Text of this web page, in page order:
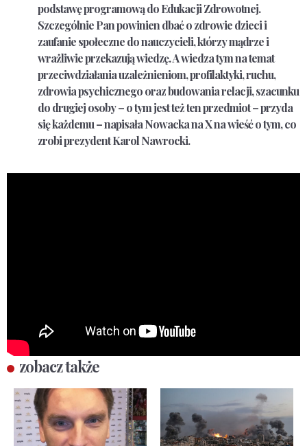
podstawę programową do Edukacji Zdrowotnej.
Szczególnie Pan powinien dbać o zdrowie dzieci i
zaufanie społeczne do nauczycieli, którzy mądrze i
wrażliwie przekazują wiedzę. A wiedza tym na temat
przeciwdziałania uzależnieniom, profilaktyki, ruchu,
zdrowia psychicznego oraz budowania relacji, szacunku
do drugiej osoby – o tym jest też ten przedmiot – przyda
się każdemu – napisała Nowacka na X na wieść o tym, co
zrobi prezydent Karol Nawrocki.
zobacz także